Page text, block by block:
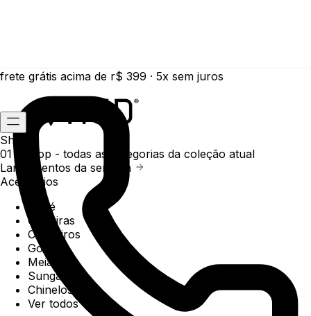
frete grátis acima de r$ 399 · 5x sem juros
Shop
01 /
Shop - todas as categorias da coleção atual
Lançamentos da semana
Acessórios
Boné
Carteiras
Chaveiros
Gorros
Meias
Sunga
Chinelos
Ver todos